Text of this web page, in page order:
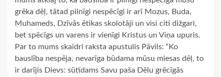
grēka dēļ, tātad pilnīgi nespēcīgi ir arī Mozus, Buda,
Muhameds, Dzīvās ētikas skolotāji un visi citi dižgari,
bet spēcīgs un varens ir vienīgi Kristus un Viņa upuris.
Par to mums skaidri raksta apustulis Pāvils: “Ko
bauslība nespēja, nevarīga būdama mūsu miesas dēļ, to
ir darījis Dievs: sūtīdams Savu paša Dēlu grēcīgās